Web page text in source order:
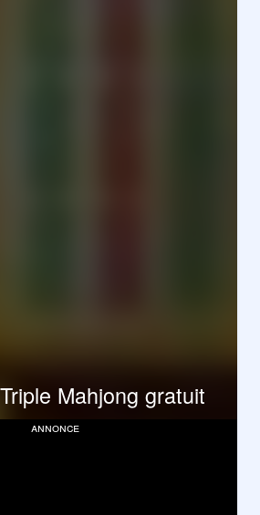
Mahjong gratuit
annonce